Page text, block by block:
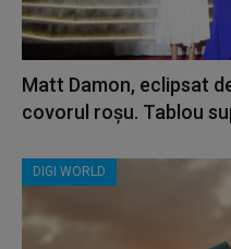
Matt Damon, eclipsat
covorul roșu. Tablou
DIGI WORLD